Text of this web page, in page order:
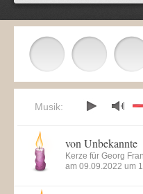
Musik:
von Unbekannte
Kerze für Georg
am 09.09.2022 um